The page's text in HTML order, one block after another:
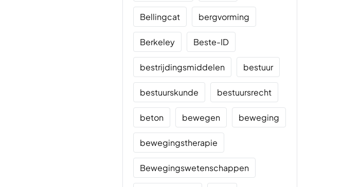
Bellingcat bergvorming
Berkeley Beste-ID
bestrijdingsmiddelen bestuur
bestuurskunde bestuursrecht
beton bewegen beweging
bewegingstherapie
Bewegingswetenschappen